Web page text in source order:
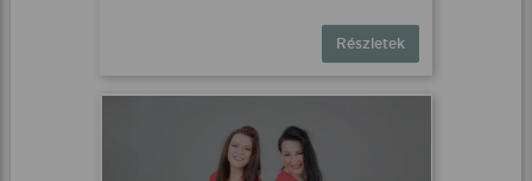
Részletek